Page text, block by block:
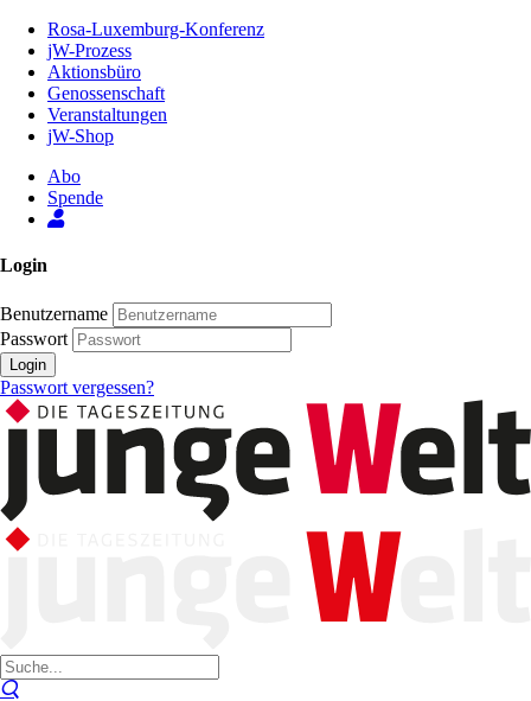
Inhalt
Seite
Rosa-Luxemburg-Konferenz
jW-Prozess
Aktionsbüro
Genossenschaft
Veranstaltungen
jW-Shop
Abo
Spende
Login
Benutzername
Passwort
Login
Passwort vergessen?